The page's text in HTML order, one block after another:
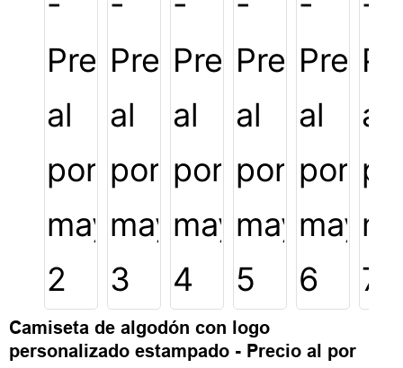
Camiseta de algodón con logo
personalizado estampado - Precio al por